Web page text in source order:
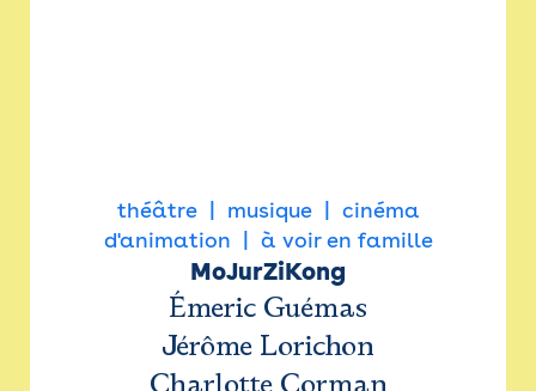
théâtre musique
cinéma
d'animation
à voir en famille
MoJurZiKong
Émeric Guémas
Jérôme Lorichon